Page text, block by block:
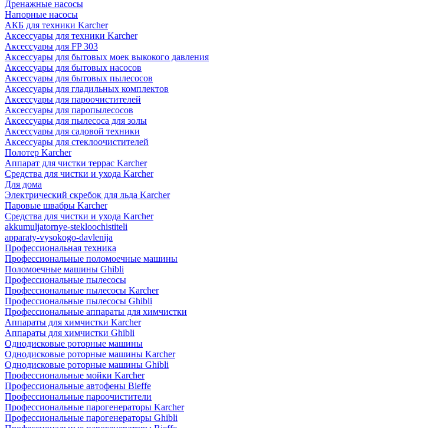
Дренажные насосы
Напорные насосы
АКБ для техники Karcher
Аксессуары для техники Karcher
Аксессуары для FP 303
Аксессуары для бытовых моек выкокого давления
Аксессуары для бытовых насосов
Аксессуары для бытовых пылесосов
Аксессуары для гладильных комплектов
Аксессуары для пароочистителей
Аксессуары для паропылесосов
Аксессуары для пылесоса для золы
Аксессуары для садовой техники
Аксессуары для стеклоочистителей
Полотер Karcher
Аппарат для чистки террас Karcher
Средства для чистки и ухода Karcher
Для дома
Электрический скребок для льда Karcher
Паровые швабры Karcher
Средства для чистки и ухода Karcher
akkumuljatornye-stekloochistiteli
apparaty-vysokogo-davlenija
Профессиональная техника
Профессиональные поломоечные машины
Поломоечные машины Ghibli
Профессиональные пылесосы
Профессиональные пылесосы Karcher
Профессиональные пылесосы Ghibli
Профессиональные аппараты для химчистки
Аппараты для химчистки Karcher
Аппараты для химчистки Ghibli
Однодисковые роторные машины
Однодисковые роторные машины Karcher
Однодисковые роторные машины Ghibli
Профессиональные мойки Karcher
Профессиональные автофены Bieffe
Профессиональные пароочистители
Профессиональные парогенераторы Karcher
Профессиональные парогенераторы Ghibli